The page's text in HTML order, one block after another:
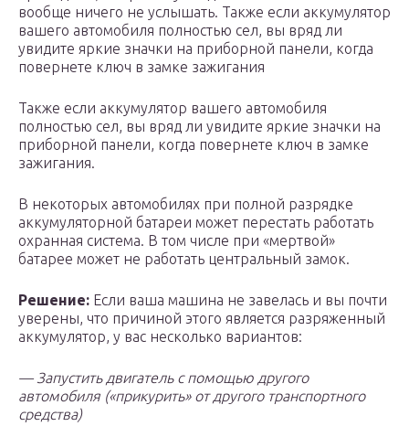
вообще ничего не услышать. Также если аккумулятор
вашего автомобиля полностью сел, вы вряд ли
увидите яркие значки на приборной панели, когда
повернете ключ в замке зажигания
Также если аккумулятор вашего автомобиля
полностью сел, вы вряд ли увидите яркие значки на
приборной панели, когда повернете ключ в замке
зажигания.
В некоторых автомобилях при полной разрядке
аккумуляторной батареи может перестать работать
охранная система. В том числе при «мертвой»
батарее может не работать центральный замок.
Решение: Если ваша машина не завелась и вы почти
уверены, что причиной этого является разряженный
аккумулятор, у вас несколько вариантов:
— Запустить двигатель с помощью другого
автомобиля («прикурить» от другого транспортного
средства)